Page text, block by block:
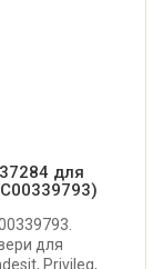
для
для
Privileg,